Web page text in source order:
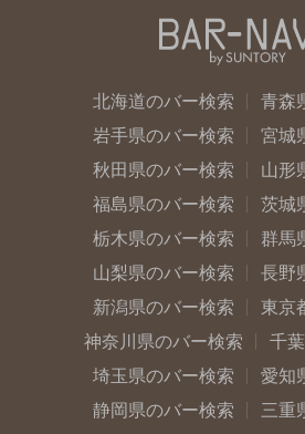
北海道のバー検索
青森
岩手県のバー検索
宮城
秋田県のバー検索
山形
福島県のバー検索
茨城
栃木県のバー検索
群馬
山梨県のバー検索
長野
新潟県のバー検索
東京
神奈川県のバー検索
千
埼玉県のバー検索
愛知
静岡県のバー検索
三重